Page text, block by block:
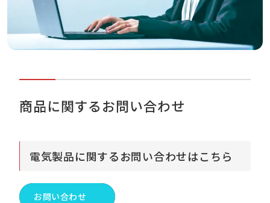
商品に関するお問い合わせ
電気製品に関するお問い合わせはこちら
お問い合わせ